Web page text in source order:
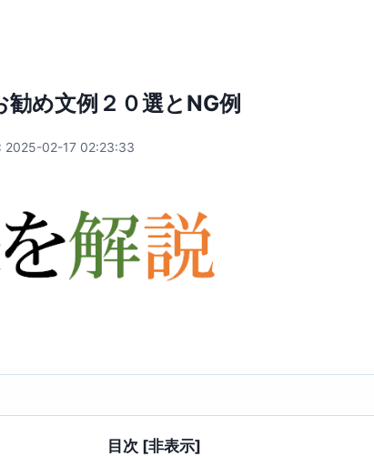
め文例２０選とNG例
2025-02-17 02:23:33
目次 [非表示]